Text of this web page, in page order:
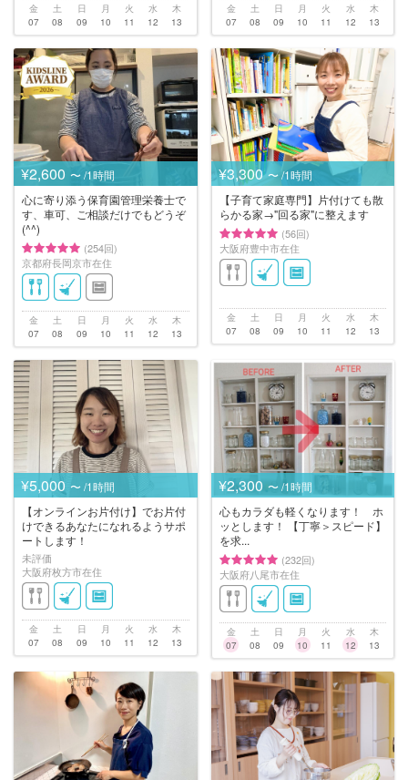
金
07
土
08
日
09
月
10
火
11
水
12
木
13
金
07
土
08
日
09
月
10
火
11
水
12
木
13
¥2,600 〜 /1時間
心に寄り添う保育園管理栄養士で
す、車可、ご相談だけでもどうぞ
(^^)
(254回)
京都府長岡京市在住
金
07
土
08
日
09
月
10
火
11
水
12
木
13
¥3,300 〜 /1時間
【子育て家庭専門】片付けても散
らかる家→"回る家"に整えます
(56回)
大阪府豊中市在住
金
07
土
08
日
09
月
10
火
11
水
12
木
13
¥5,000 〜 /1時間
【オンラインお片付け】でお片付
けできるあなたになれるようサポ
ートします！
未評価
大阪府枚方市在住
金
07
土
08
日
09
月
10
火
11
水
12
木
13
¥2,300 〜 /1時間
心もカラダも軽くなります！ ホ
ッとします！ 【丁寧＞スピード】
を求...
(232回)
大阪府八尾市在住
金
07
土
08
日
09
月
10
火
11
水
12
木
13